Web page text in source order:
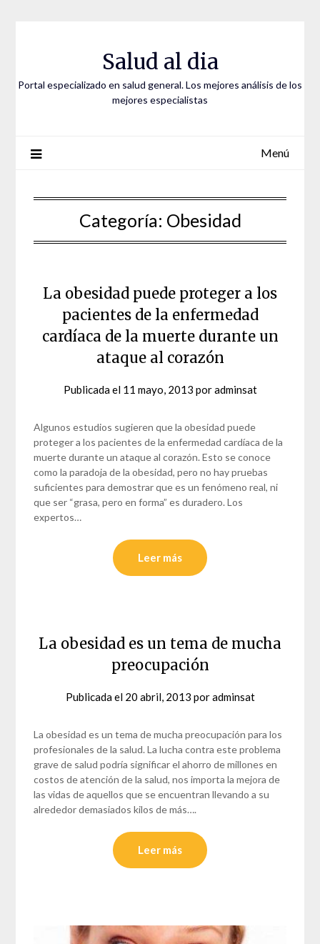
Salud al dia
Portal especializado en salud general. Los mejores análisis de los
mejores especialistas
Menú
Categoría: Obesidad
La obesidad puede proteger a los
pacientes de la enfermedad
cardíaca de la muerte durante un
ataque al corazón
Publicada el 11 mayo, 2013 poradminsat
Algunos estudios sugieren que la obesidad puede
proteger a los pacientes de la enfermedad cardíaca de la
muerte durante un ataque al corazón. Esto se conoce
como la paradoja de la obesidad, pero no hay pruebas
suficientes para demostrar que es un fenómeno real, ni
que ser “grasa, pero en forma” es duradero. Los
expertos…
Leer más
La obesidad es un tema de mucha
preocupación
Publicada el 20 abril, 2013 poradminsat
La obesidad es un tema de mucha preocupación para los
profesionales de la salud. La lucha contra este problema
grave de salud podría significar el ahorro de millones en
costos de atención de la salud, nos importa la mejora de
las vidas de aquellos que se encuentran llevando a su
alrededor demasiados kilos de más….
Leer más